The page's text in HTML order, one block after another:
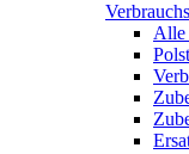
Alle